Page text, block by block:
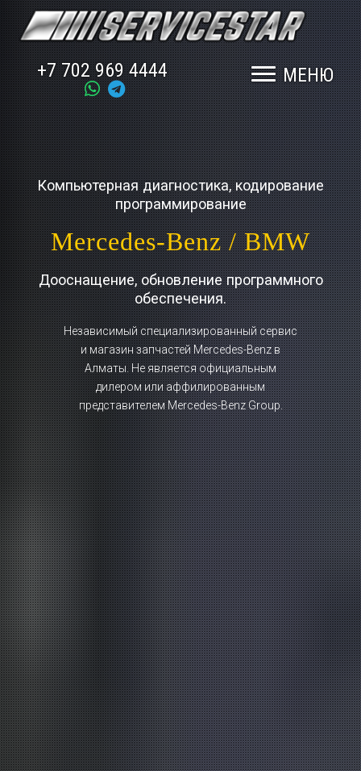
+7 702 969 4444
Компьютерная диагностика, кодирование
программирование
Mercedes-Benz / BMW
Дооснащение, обновление программного
обеспечения.
Независимый специализированный сервис
и магазин запчастей Mercedes-Benz в
Алматы. Не является официальным
дилером или аффилированным
представителем Mercedes-Benz Group.
МЕНЮ